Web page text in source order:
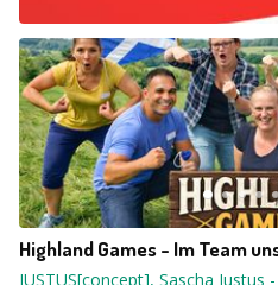
Highland Games - Im Team
JUSTUS[concept], Sascha Justus -